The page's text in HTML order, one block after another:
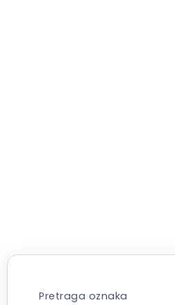
Pretraga oznaka